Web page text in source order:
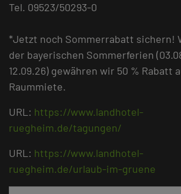
Tel. 09523/50293-0
*Jetzt noch Sommerrabatt sichern!
der bayerischen Sommerferien
12.09.26) gewähren wir 50 % Rabatt
Raummiete.
URL: https://www.landhotel-
ruegheim.de/tagungen/
URL: https://www.landhotel-
ruegheim.de/urlaub-im-gruene